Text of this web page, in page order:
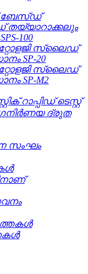
ബേസ്ഡ്
100
സ്ലൈഡ്
SP-20
സ്ലൈഡ്
SP-M2
റാപ്പിഡ് ടെസ്റ്റ്
ദ്രുത
സംഘം